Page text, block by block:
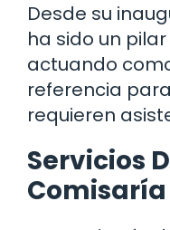
Desde su
ha sido un
actuando
referencia
requieren
Servicios
Comisaría